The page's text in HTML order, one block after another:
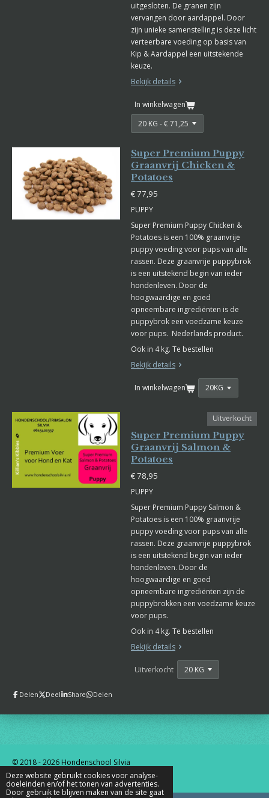
Deze website gebruikt cookies voor analyse-
doeleinden en/of het tonen van advertenties.
Door gebruik te blijven maken van de site gaat
uitgesloten. De granen zijn
vervangen door aardappel. Door
zijn unieke samenstelling is deze licht
verteerbare voeding op basis van
Kip & Aardappel een uitstekende
keuze.
Bekijk details
In winkelwagen
Super Premium Puppy
Graanvrij Chicken &
Potatoes
€ 77,95
PUPPY
Super Premium Puppy Chicken &
Potatoes is een 100% graanvrije
puppy voeding voor pups van alle
rassen. Deze graanvrije puppybrok
is een uitstekend begin van ieder
hondenleven. Door de
hoogwaardige en goed
opneembare ingrediënten is de
puppybrok een voedzame keuze
voor pups. Nederlands product.
Ook in 4 kg. Te bestellen
Bekijk details
In winkelwagen
Uitverkocht
Super Premium Puppy
Graanvrij Salmon &
Potatoes
€ 78,95
PUPPY
Super Premium Puppy Salmon &
Potatoes is een 100% graanvrije
puppy voeding voor pups van alle
rassen. Deze graanvrije puppybrok
is een uitstekend begin van ieder
hondenleven. Door de
hoogwaardige en goed
opneembare ingrediënten zijn de
puppybrokken een voedzame keuze
voor pups.
Ook in 4 kg. Te bestellen
Bekijk details
Uitverkocht
Delen Deel Share Delen
© 2018 - 2026 Hondenschool Silvia
Powered byJouwWeb